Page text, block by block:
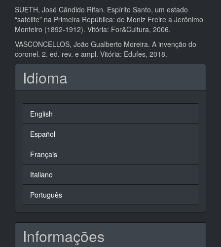
SUETH, José Cândido Rifan. Espírito Santo, um estado
“satélite” na Primeira República: de Moniz Freire a Jerônimo
Monteiro (1892-1912). Vitória: For&Cultura, 2006.
VASCONCELLOS, João Gualberto Moreira. A invenção do
coronel. 2. ed. rev. e ampl. Vitória: Edufes, 2018.
Idioma
English
Español
Français
Italiano
Português
Informações